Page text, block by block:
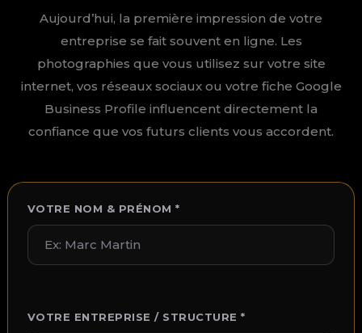
Aujourd’hui, la première impression de votre
entreprise se fait souvent en ligne. Les
photographies que vous utilisez sur votre site
internet, vos réseaux sociaux ou votre fiche Google
Business Profile influencent directement la
confiance que vos futurs clients vous accordent.
VOTRE NOM & PRÉNOM *
VOTRE ENTREPRISE / STRUCTURE *